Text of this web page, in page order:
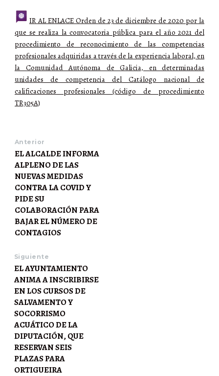
IR AL ENLACE Orden de 23 de diciembre de 2020 por la
que se realiza la convocatoria pública para el año 2021 del
procedimiento de reconocimiento de las competencias
profesionales adquiridas a través de la experiencia laboral, en
la Comunidad Autónoma de Galicia, en determinadas
unidades de competencia del Catálogo nacional de
calificaciones profesionales (código de procedimiento
TR305A)
Anterior
EL ALCALDE INFORMA
ALPLENO DE LAS
NUEVAS MEDIDAS
CONTRA LA COVID Y
PIDE SU
COLABORACIÓN PARA
BAJAR EL NÚMERO DE
CONTAGIOS
Siguiente
EL AYUNTAMIENTO
ANIMA A INSCRIBIRSE
EN LOS CURSOS DE
SALVAMENTO Y
SOCORRISMO
ACUÁTICO DE LA
DIPUTACIÓN, QUE
RESERVAN SEIS
PLAZAS PARA
ORTIGUEIRA